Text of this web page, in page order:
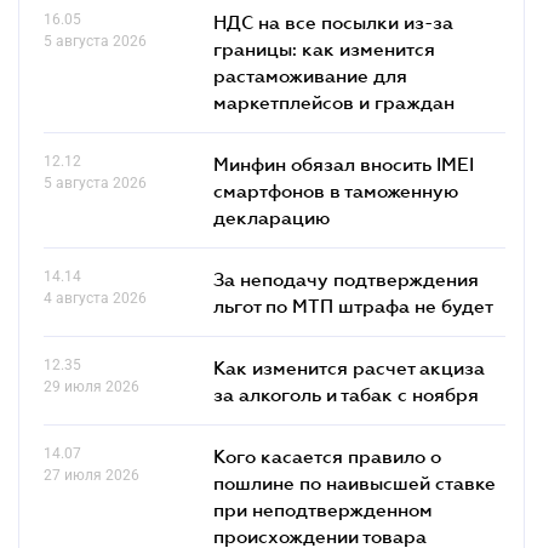
16.05
5 августа 2026
НДС на все посылки из-за
границы: как изменится
растаможивание для
маркетплейсов и граждан
12.12
5 августа 2026
Минфин обязал вносить IMEI
смартфонов в таможенную
декларацию
14.14
4 августа 2026
За неподачу подтверждения
льгот по МТП штрафа не будет
12.35
29 июля 2026
Как изменится расчет акциза
за алкоголь и табак с ноября
14.07
27 июля 2026
Кого касается правило о
пошлине по наивысшей ставке
при неподтвержденном
происхождении товара